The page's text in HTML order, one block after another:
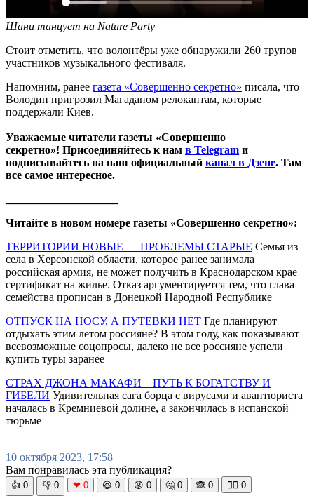
Шани танцует на Nature Party
Стоит отметить, что волонтёры уже обнаружили 260 трупов
участников музыкального фестиваля.
Напомним, ранее газета «Совершенно секретно» писала, что
Володин пригрозил Магаданом релокантам, которые
поддержали Киев.
Уважаемые читатели газеты «Совершенно
секретно»! Присоединяйтесь к нам в Telegram и
подписывайтесь на наш официальный канал в Дзене. Там
все самое интересное.
Читайте в новом номере газеты «Совершенно секретно»:
ТЕРРИТОРИИ НОВЫЕ — ПРОБЛЕМЫ СТАРЫЕ Семья из
села в Херсонской области, которое ранее занимала
российская армия, не может получить в Краснодарском крае
сертификат на жилье. Отказ аргументируется тем, что глава
семейства прописан в Донецкой Народной Республике
ОТПУСК НА НОСУ, А ПУТЕВКИ НЕТ Где планируют
отдыхать этим летом россияне? В этом году, как показывают
всевозможные соцопросы, далеко не все россияне успели
купить туры заранее
СТРАХ ДЖОНА МАКАФИ – ПУТЬ К БОГАТСТВУ И
ГИБЕЛИ Удивительная сага борца с вирусами и авантюриста
началась в Кремниевой долине, а закончилась в испанской
тюрьме
10 октября 2023, 17:58
Вам понравилась эта публикация?
👍 0 👎 0 ❤ 0 😆 0 😡 0 🤔 0 🙈 0 🧘‍♀️ 0